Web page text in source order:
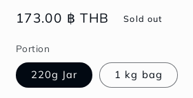
Regular
173.00 ฿ THB Sold out
Portion
220g Jar 1 kg bag